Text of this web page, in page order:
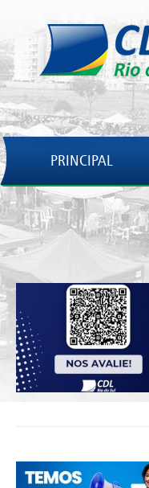
PRINCIPAL